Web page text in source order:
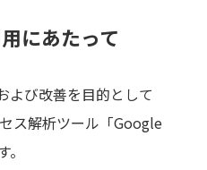
にあたって
よび改善を目的として
ス解析ツール「Google